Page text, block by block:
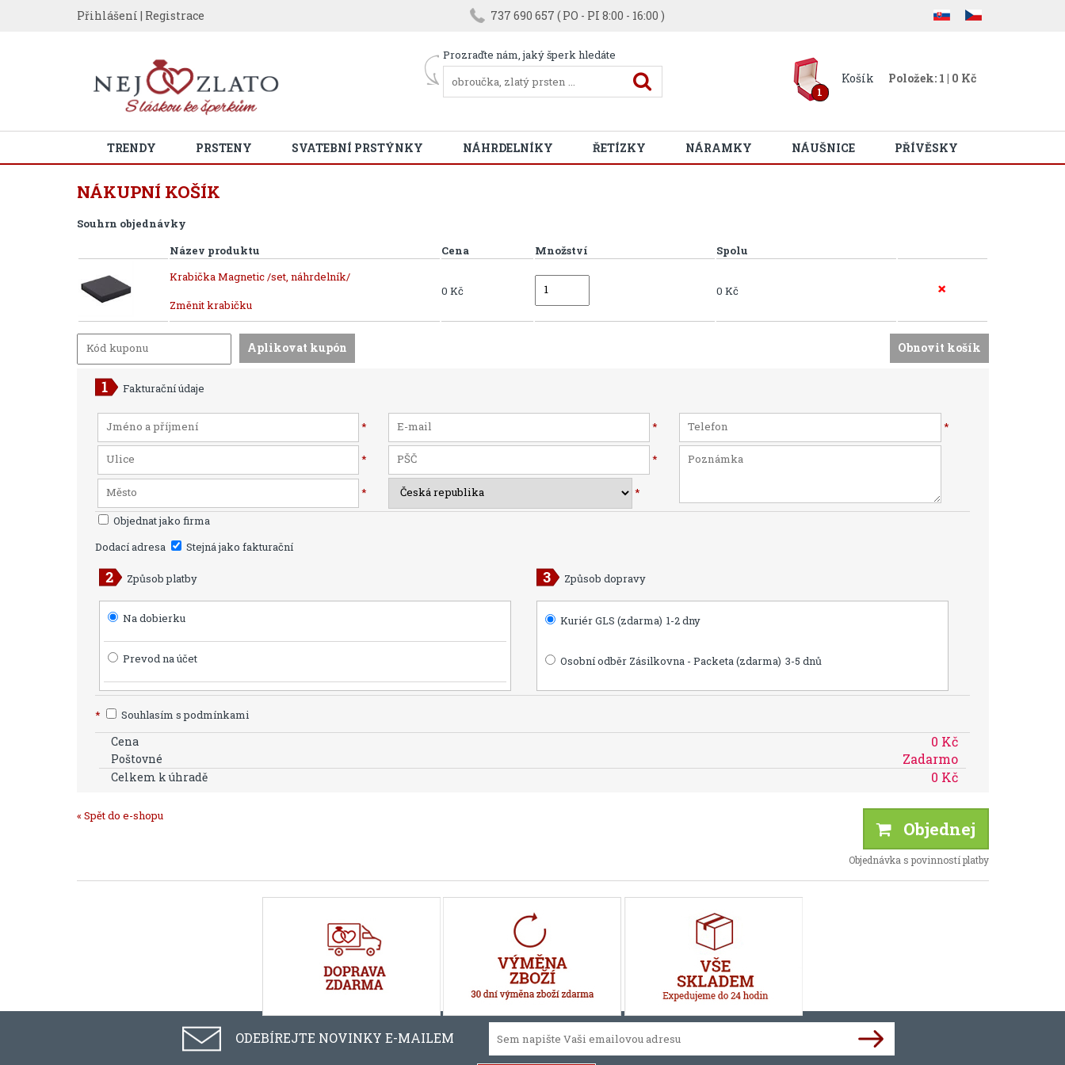
Přihlášení | Registrace 737 690 657 ( PO - PI 8:00 - 16:00 )
Prozraďte nám, jaký šperk hledáte
1
Košík Položek: 1 | 0 Kč
TRENDY PRSTENY SVATEBNÍ PRSTÝNKY NÁHRDELNÍKY ŘETÍZKY NÁRAMKY NÁUŠNICE PŘÍVĚSKY
NÁKUPNÍ KOŠÍK
Souhrn objednávky
Název produktu
Cena Množství
Spolu
Krabička Magnetic /set, náhrdelník/
Změnit krabičku
0 Kč 0 Kč
Fakturační údaje
* * *
* *
*
*
Objednat jako firma
Dodací adresa
Stejná jako fakturační
Způsob platby
Na dobierku
Prevod na účet
Způsob dopravy
Kuriér GLS (zdarma) 1-2 dny
Osobní odběr Zásilkovna - Packeta (zdarma) 3-5 dnů
* Souhlasím s podmínkami
Cena 0 Kč
Poštovné Zadarmo
Celkem k úhradě 0 Kč
« Spět do e-shopu
Objednej
Objednávka s povinností platby
ODEBÍREJTE NOVINKY E-MAILEM